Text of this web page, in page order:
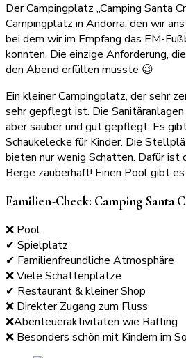
Der Campingplatz „Camping Santa
Campingplatz in Andorra, den wir
bei dem wir im Empfang das EM-
konnten. Die einzige Anforderung,
den Abend erfüllen musste 😉
Ein kleiner Campingplatz, der sehr
sehr gepflegt ist. Die
aber sauber und gut gepflegt. Es
Schaukelecke für Kinder. Die
bieten nur wenig Schatten. Dafür ist
Berge zauberhaft! Einen Pool gibt es
Familien-Check: Camping Santa
❌ Pool
✔ Spielplatz
✔ Familienfreundliche Atmosphäre
❌ Viele Schattenplätze
✔ Restaurant & kleiner Shop
❌ Direkter Zugang zum Fluss
❌Abenteueraktivitäten wie Rafting
❌ Besonders schön mit Kindern im